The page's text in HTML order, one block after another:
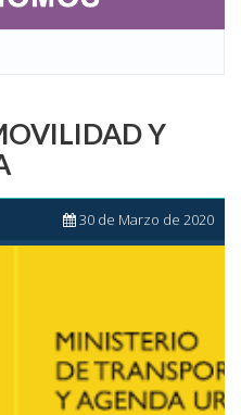
Y
30 de Marzo de 2020